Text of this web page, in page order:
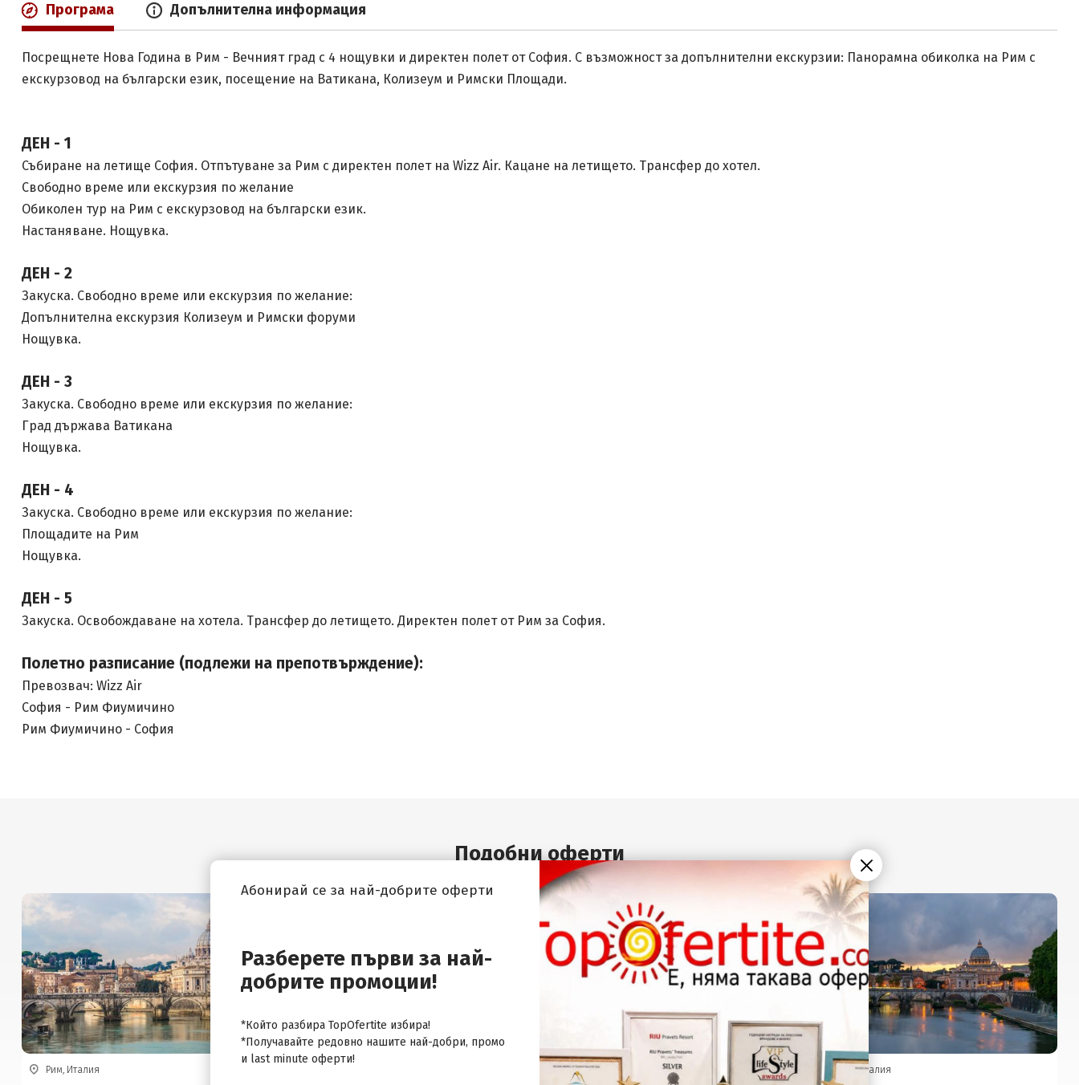
Програма Допълнителна информация
Посрещнете Нова Година в Рим - Вечният град с 4 нощувки и директен полет от София. С възможност за допълнителни екскурзии: Панорамна обиколка на Рим с
екскурзовод на български език, посещение на Ватикана, Колизеум и Римски Площади.
ДЕН - 1
Събиране на летище София. Отпътуване за Рим с директен полет на Wizz Air. Кацане на летището. Трансфер до хотел.
Свободно време или екскурзия по желание
Обиколен тур на Рим с екскурзовод на български език.
Настаняване. Нощувка.
ДЕН - 2
Закуска. Свободно време или екскурзия по желание:
Допълнителна екскурзия Колизеум и Римски форуми
Нощувка.
ДЕН - 3
Закуска. Свободно време или екскурзия по желание:
Град държава Ватикана
Нощувка.
ДЕН - 4
Закуска. Свободно време или екскурзия по желание:
Площадите на Рим
Нощувка.
ДЕН - 5
Закуска. Освобождаване на хотела. Трансфер до летището. Директен полет от Рим за София.
Полетно разписание (подлежи на препотвърждение):
Превозвач: Wizz Air
София - Рим Фиумичино
Рим Фиумичино - София
Подобни оферти
Рим, Италия Рим, Италия Рим, Италия
Абонирай се за най-добрите оферти
Разберете първи за най-
добрите промоции!
*Който разбира TopOfertite избира!
*Получавайте редовно нашите най-добри, промо
и last minute оферти!